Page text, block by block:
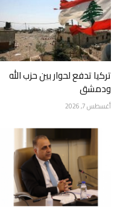
تركيا تدفع لحوار بين حزب الله
ودمشق
أغسطس 7, 2026